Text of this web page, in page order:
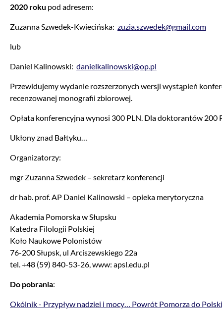
2020 roku pod adresem:
Zuzanna Szwedek-Kwiecińska: zuzia.szwedek@gmail.com
lub
Daniel Kalinowski: danielkalinowski@op.pl
Przewidujemy wydanie rozszerzonych wersji wystąpień
recenzowanej monografii zbiorowej.
Opłata konferencyjna wynosi 300 PLN. Dla doktorantów 200
Ukłony znad Bałtyku…
Organizatorzy:
mgr Zuzanna Szwedek – sekretarz konferencji
dr hab. prof. AP Daniel Kalinowski – opieka merytoryczna
Akademia Pomorska w Słupsku
Katedra Filologii Polskiej
Koło Naukowe Polonistów
76-200 Słupsk, ul Arciszewskiego 22a
tel. +48 (59) 840-53-26, www: apsl.edu.pl
Do pobrania:
Okólnik - Przypływ nadziei i mocy… Powrót Pomorza do